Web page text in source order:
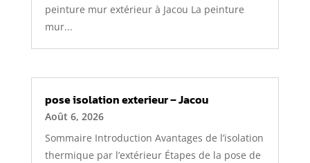
peinture mur extérieur à Jacou La peinture
mur...
pose isolation exterieur – Jacou
Août 6, 2026
Sommaire Introduction Avantages de l’isolation
thermique par l’extérieur Étapes de la pose de